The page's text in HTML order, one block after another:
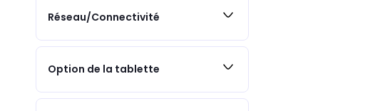
Réseau/Connectivité
Option de la tablette